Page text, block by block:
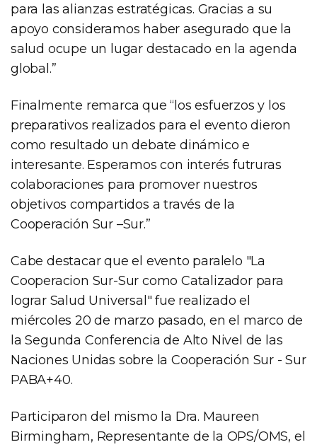
para las alianzas estratégicas. Gracias a su
apoyo consideramos haber asegurado que la
salud ocupe un lugar destacado en la agenda
global.”
Finalmente remarca que “los esfuerzos y los
preparativos realizados para el evento dieron
como resultado un debate dinámico e
interesante. Esperamos con interés futruras
colaboraciones para promover nuestros
objetivos compartidos a través de la
Cooperación Sur –Sur.”
Cabe destacar que el evento paralelo "La
Cooperacion Sur-Sur como Catalizador para
lograr Salud Universal" fue realizado el
miércoles 20 de marzo pasado, en el marco de
la Segunda Conferencia de Alto Nivel de las
Naciones Unidas sobre la Cooperación Sur - Sur
PABA+40.
Participaron del mismo la Dra. Maureen
Birmingham, Representante de la OPS/OMS, el